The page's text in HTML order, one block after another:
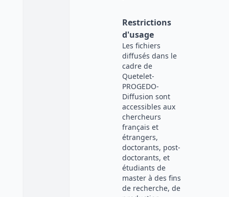
Restrictions
d'usage
Les fichiers
diffusés dans le
cadre de
Quetelet-
PROGEDO-
Diffusion sont
accessibles aux
chercheurs
français et
étrangers,
doctorants, post-
doctorants, et
étudiants de
master à des fins
de recherche, de